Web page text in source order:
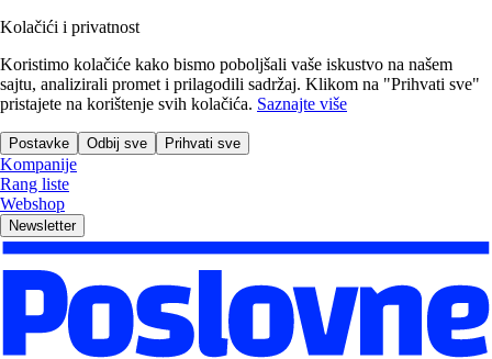
Kolačići i privatnost
Koristimo kolačiće kako bismo poboljšali vaše iskustvo na našem
sajtu, analizirali promet i prilagodili sadržaj. Klikom na "Prihvati sve"
pristajete na korištenje svih kolačića. Saznajte više
Postavke Odbij sve Prihvati sve
Kompanije
Rang liste
Webshop
Newsletter